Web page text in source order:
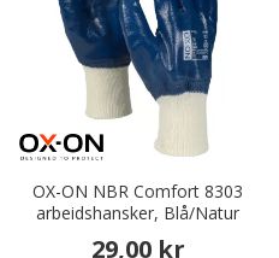
OX-ON NBR Comfort 8303
arbeidshansker, Blå/Natur
29,00 kr